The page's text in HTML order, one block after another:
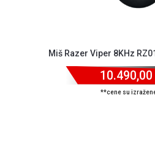
Miš Razer Viper 8KHz
10.490,00
**cene su izražene